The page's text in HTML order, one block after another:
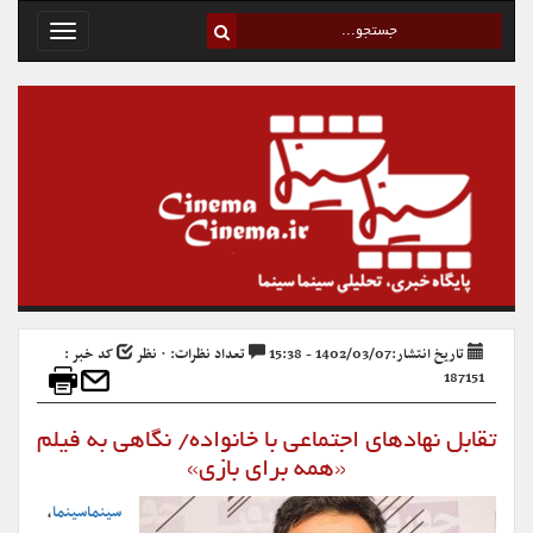
Toggle
تاریخ انتشار:1402/03/07 - 15:38 تعداد نظرات: ۰ نظر
کد خبر :
187151
تقابل نهادهای اجتماعی با خانواده/ نگاهی به فیلم
«همه برای بازی»
سینماسینما،